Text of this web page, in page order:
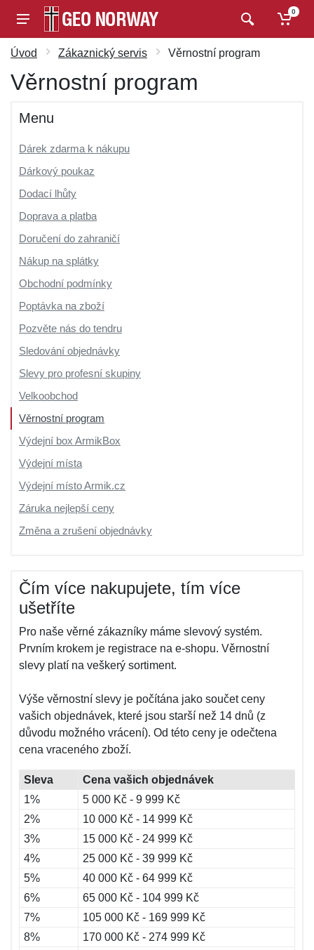
0
Úvod Zákaznický servis Věrnostní program
Věrnostní program
Menu
Dárek zdarma k nákupu
Dárkový poukaz
Dodací lhůty
Doprava a platba
Doručení do zahraničí
Nákup na splátky
Obchodní podmínky
Poptávka na zboží
Pozvěte nás do tendru
Sledování objednávky
Slevy pro profesní skupiny
Velkoobchod
Věrnostní program
Výdejní box ArmikBox
Výdejní místa
Výdejní místo Armik.cz
Záruka nejlepší ceny
Změna a zrušení objednávky
Čím více nakupujete, tím více
ušetříte
Pro naše věrné zákazníky máme slevový systém.
Prvním krokem je registrace na e-shopu. Věrnostní
slevy platí na veškerý sortiment.
Výše věrnostní slevy je počítána jako součet ceny
vašich objednávek, které jsou starší než 14 dnů (z
důvodu možného vrácení). Od této ceny je odečtena
cena vraceného zboží.
Sleva
Cena vašich objednávek
1%
5 000 Kč - 9 999 Kč
2%
10 000 Kč - 14 999 Kč
3%
15 000 Kč - 24 999 Kč
4%
25 000 Kč - 39 999 Kč
5%
40 000 Kč - 64 999 Kč
6%
65 000 Kč - 104 999 Kč
7%
105 000 Kč - 169 999 Kč
8%
170 000 Kč - 274 999 Kč